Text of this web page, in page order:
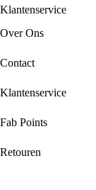
Klantenservice
Over Ons
Contact
Klantenservice
Fab Points
Retouren